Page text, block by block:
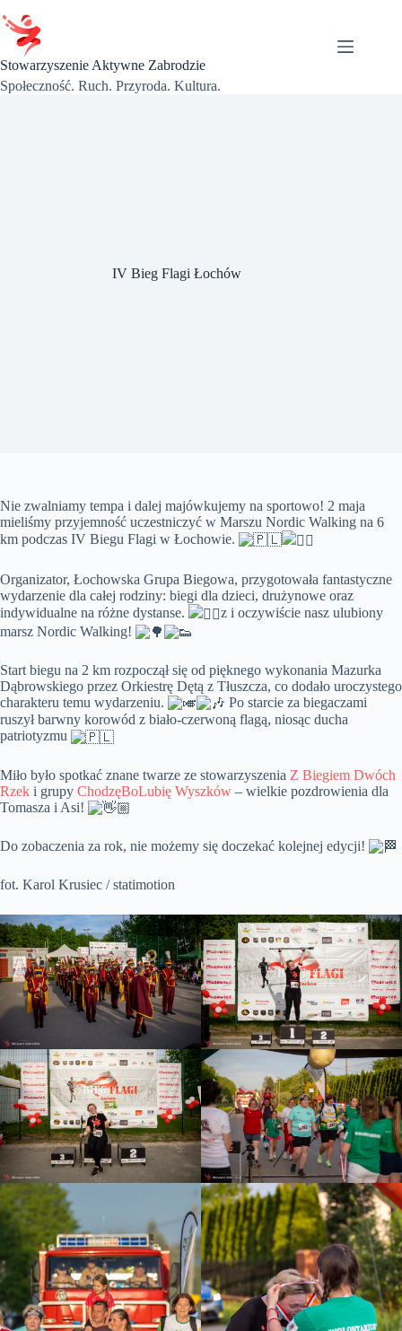
do
treści
Stowarzyszenie Aktywne Zabrodzie
Społeczność. Ruch. Przyroda. Kultura.
IV Bieg Flagi Łochów
Nie zwalniamy tempa i dalej majówkujemy na sportowo! 2 maja
mieliśmy przyjemność uczestniczyć w Marszu Nordic Walking na 6
km podczas IV Biegu Flagi w Łochowie.
Organizator, Łochowska Grupa Biegowa, przygotowała fantastyczne
wydarzenie dla całej rodziny: biegi dla dzieci, drużynowe oraz
indywidualne na różne dystanse.
z i oczywiście nasz ulubiony
marsz Nordic Walking!
Start biegu na 2 km rozpoczął się od pięknego wykonania Mazurka
Dąbrowskiego przez Orkiestrę Dętą z Tłuszcza, co dodało uroczystego
charakteru temu wydarzeniu.
Po starcie za biegaczami
ruszył barwny korowód z biało-czerwoną flagą, niosąc ducha
patriotyzmu
Miło było spotkać znane twarze ze stowarzyszenia Z Biegiem Dwóch
Rzek i grupy ChodzęBoLubię Wyszków – wielkie pozdrowienia dla
Tomasza i Asi!
Do zobaczenia za rok, nie możemy się doczekać kolejnej edycji!
fot. Karol Krusiec / statimotion